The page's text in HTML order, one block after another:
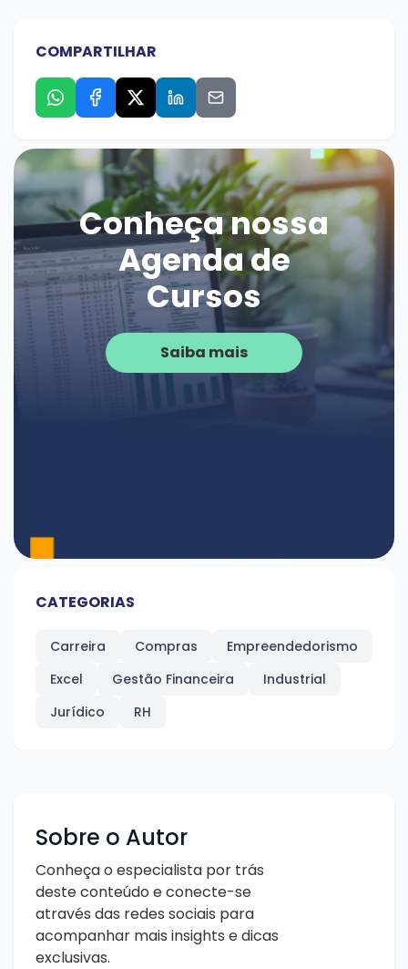
COMPARTILHAR
Conheça nossa
Agenda de
Cursos
Saiba mais
CATEGORIAS
Carreira Compras
Empreendedorismo
Excel
Gestão Financeira
Industrial
Jurídico
RH
Sobre o Autor
Conheça o especialista por trás
deste conteúdo e conecte-se
através das redes sociais para
acompanhar mais insights e dicas
exclusivas.